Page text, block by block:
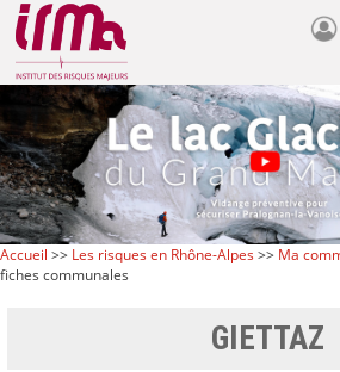
Accueil >> Les risques en Rhône-Alpes>> Ma
fiches communales
GIETTAZ